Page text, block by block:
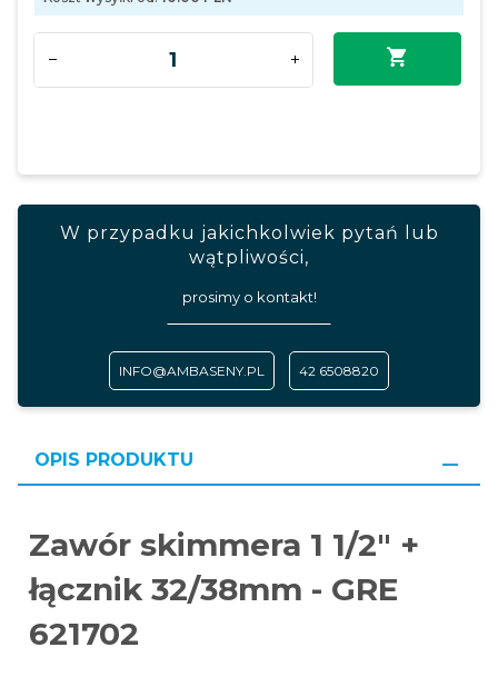
W przypadku jakichkolwiek pytań lub
wątpliwości,
prosimy o kontakt!
INFO@AMBASENY.PL 42 6508820
OPIS PRODUKTU
Zawór skimmera 1 1/2" +
łącznik 32/38mm - GRE
621702